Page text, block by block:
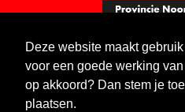
Deze website maakt
voor een goede werking
op akkoord? Dan stem je
plaatsen.